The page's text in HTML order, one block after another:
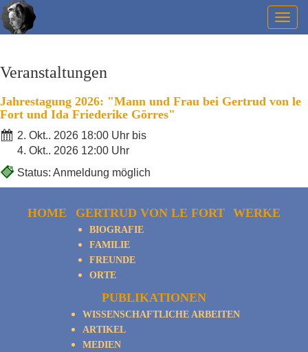
Veranstaltungen
Jahrestagung 2026: "Mann und Frau bei Gertrud von le
Fort und Ida Friederike Görres"
2. Okt.. 2026 18:00 Uhr bis
4. Okt.. 2026 12:00 Uhr
Status: Anmeldung möglich
HOME GERTRUD VON LE FORT
BIOGRAFIE
FAMILIE
FREUNDE
ORTE
WERKE
PUBLIKATIONEN
WISSENSCHAFTLICHE ARBEITEN
ARTIKEL
MEDIEN